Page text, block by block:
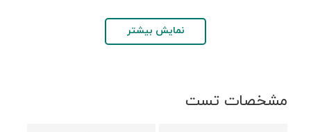
نمایش بیشتر
مشخصات تست